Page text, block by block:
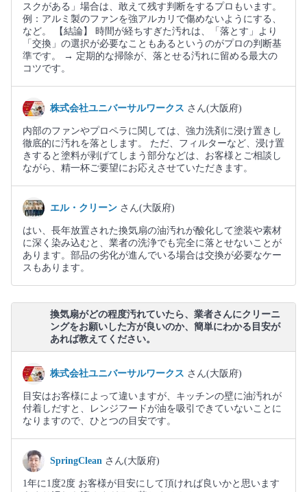
スクがある」場合は、敢えて残す判断をするプロもいます。
例：アルミ製のファンを強アルカリで傷めないようにする、
など。 【結論】 時間が経ちすぎた汚れは、「落とす」より
「交換」の選択が必要なこともあるというのがプロの判断基
準です。 → 定期的な掃除が、落とせる汚れに留める最大の
コツです。
株式会社ユニバーサルワークス さん(大阪府)
内部のファンやプロペラに関しては、強力洗剤に浸け置きし
徹底的に汚れを落とします。 ただ、フィルターなど、浸け置
きすると塗料が剥げてしまう部分などは、お客様とご相談し
ながら、精一杯ご要望にお応えさせていただきます。
エル・クリーン さん(大阪府)
はい、長年放置された換気扇の油汚れが酸化して塗装や素材
に深く染み込むと、業者の洗浄でも完全に落とせないことが
あります。部品の劣化が進んでいる場合は交換が必要なケー
スもあります。
換気扇がどの程度汚れていたら、業者さんにクリーニ
ングをお願いした方が良いのか、簡単にわかる目安が
あれば教えてください。
株式会社ユニバーサルワークス さん(大阪府)
目安はお客様によって違いますが、キッチンの壁に油汚れが
付着しだすと、レンジフードが油を吸引できていないことに
なりますので、ひとつの目安です。
SpringClean さん(大阪府)
1年に1度2度 お客様が目安にして頂ければ良いかと思います